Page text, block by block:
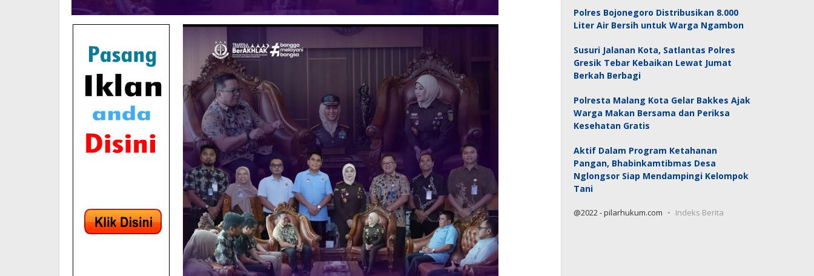
Polres Bojonegoro Distribusikan 8.000
Liter Air Bersih untuk Warga Ngambon
Susuri Jalanan Kota, Satlantas Polres
Gresik Tebar Kebaikan Lewat Jumat
Berkah Berbagi
Polresta Malang Kota Gelar Bakkes Ajak
Warga Makan Bersama dan Periksa
Kesehatan Gratis
Aktif Dalam Program Ketahanan
Pangan, Bhabinkamtibmas Desa
Nglongsor Siap Mendampingi Kelompok
Tani
@2022 - pilarhukum.com Indeks Berita